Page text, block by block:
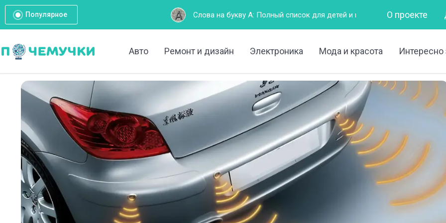
Популярное Слова на букву А: Полный список для детей и взрослых Горизонтально – это как?
О проекте
Авто Ремонт и дизайн Электроника Мода и красота Интересно